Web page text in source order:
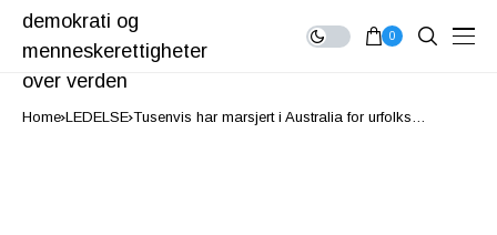
0
Home LEDELSE Tusenvis har marsjert i Australia for urfolks